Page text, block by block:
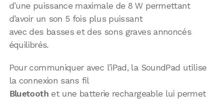
d’une puissance maximale de 8 W permettant
d’avoir un son 5 fois plus puissant
avec des basses et des sons graves annoncés
équilibrés.
Pour communiquer avec l’iPad, la SoundPad utilise
la connexion sans fil
Bluetoothet une batterie rechargeable lui permet